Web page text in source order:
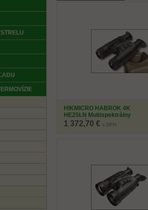
HIKMICRO HABROK 4K
HE25LN Multispektrálny
binokulár+ puzdro
1 372,70 € s DPH